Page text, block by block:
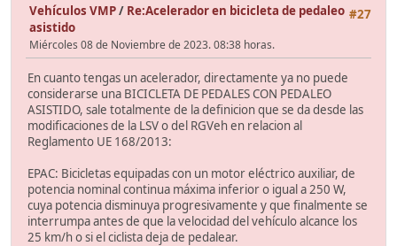
#27
Vehículos VMP/ Re:Acelerador en bicicleta de pedaleo
asistido
Miércoles 08 de Noviembre de 2023. 08:38 horas.
En cuanto tengas un acelerador, directamente ya no puede
considerarse una BICICLETA DE PEDALES CON PEDALEO
ASISTIDO, sale totalmente de la definicion que se da desde las
modificaciones de la LSV o del RGVeh en relacion al
Reglamento UE 168/2013:
EPAC: Bicicletas equipadas con un motor eléctrico auxiliar, de
potencia nominal continua máxima inferior o igual a 250 W,
cuya potencia disminuya progresivamente y que finalmente se
interrumpa antes de que la velocidad del vehículo alcance los
25 km/h o si el ciclista deja de pedalear.